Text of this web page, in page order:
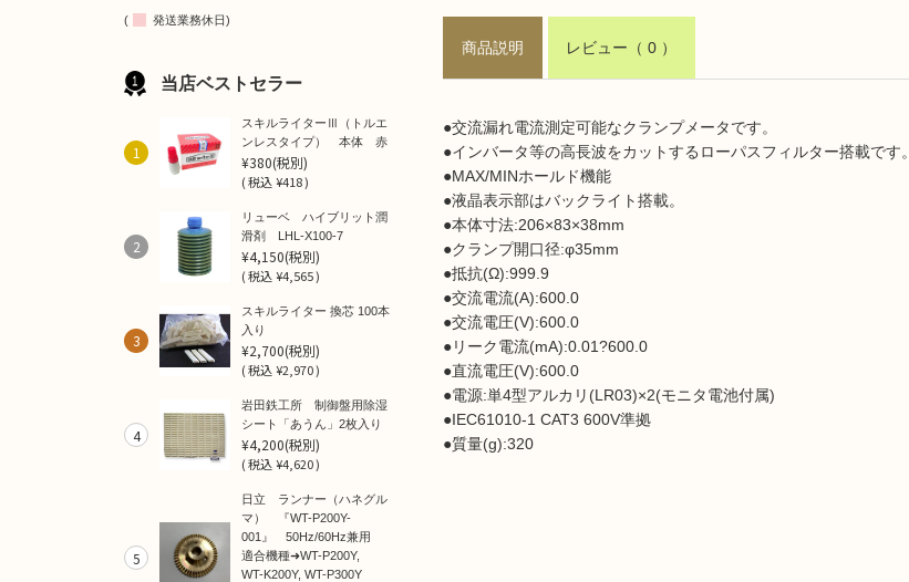
商品説明 レビュー （ 0 ）
●交流漏れ電流測定可能なクランプメータです。
●インバータ等の高長波をカットするローパスフィルター搭載です。
●MAX/MINホールド機能
●液晶表示部はバックライト搭載。
●本体寸法:206×83×38mm
●クランプ開口径:φ35mm
●抵抗(Ω):999.9
●交流電流(A):600.0
●交流電圧(V):600.0
●リーク電流(mA):0.01?600.0
●直流電圧(V):600.0
●電源:単4型アルカリ(LR03)×2(モニタ電池付属)
●IEC61010-1 CAT3 600V準拠
●質量(g):320
( 発送業務休日)
当店ベストセラー
1
スキルライターⅢ（トルエ
ンレスタイプ） 本体 赤
¥380(税別)
(税込¥418 )
2
リューベ ハイブリット潤
滑剤 LHL-X100-7
¥4,150(税別)
(税込¥4,565 )
3
スキルライター 換芯 100本
入り
¥2,700(税別)
(税込¥2,970 )
4
岩田鉄工所 制御盤用除湿
シート「あうん」2枚入り
¥4,200(税別)
(税込¥4,620 )
5
日立 ランナー（ハネグル
マ） 『WT-P200Y-
001』 50Hz/60Hz兼用
適合機種➜WT-P200Y,
WT-K200Y, WT-P300Y